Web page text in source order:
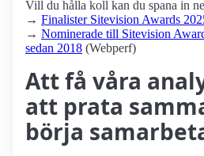
Vill du hålla koll kan du spana in
→ Finalister Sitevision Awards
→ Nominerade till Sitevision
sedan 2018 (Webperf)
Att få våra
att prata
börja